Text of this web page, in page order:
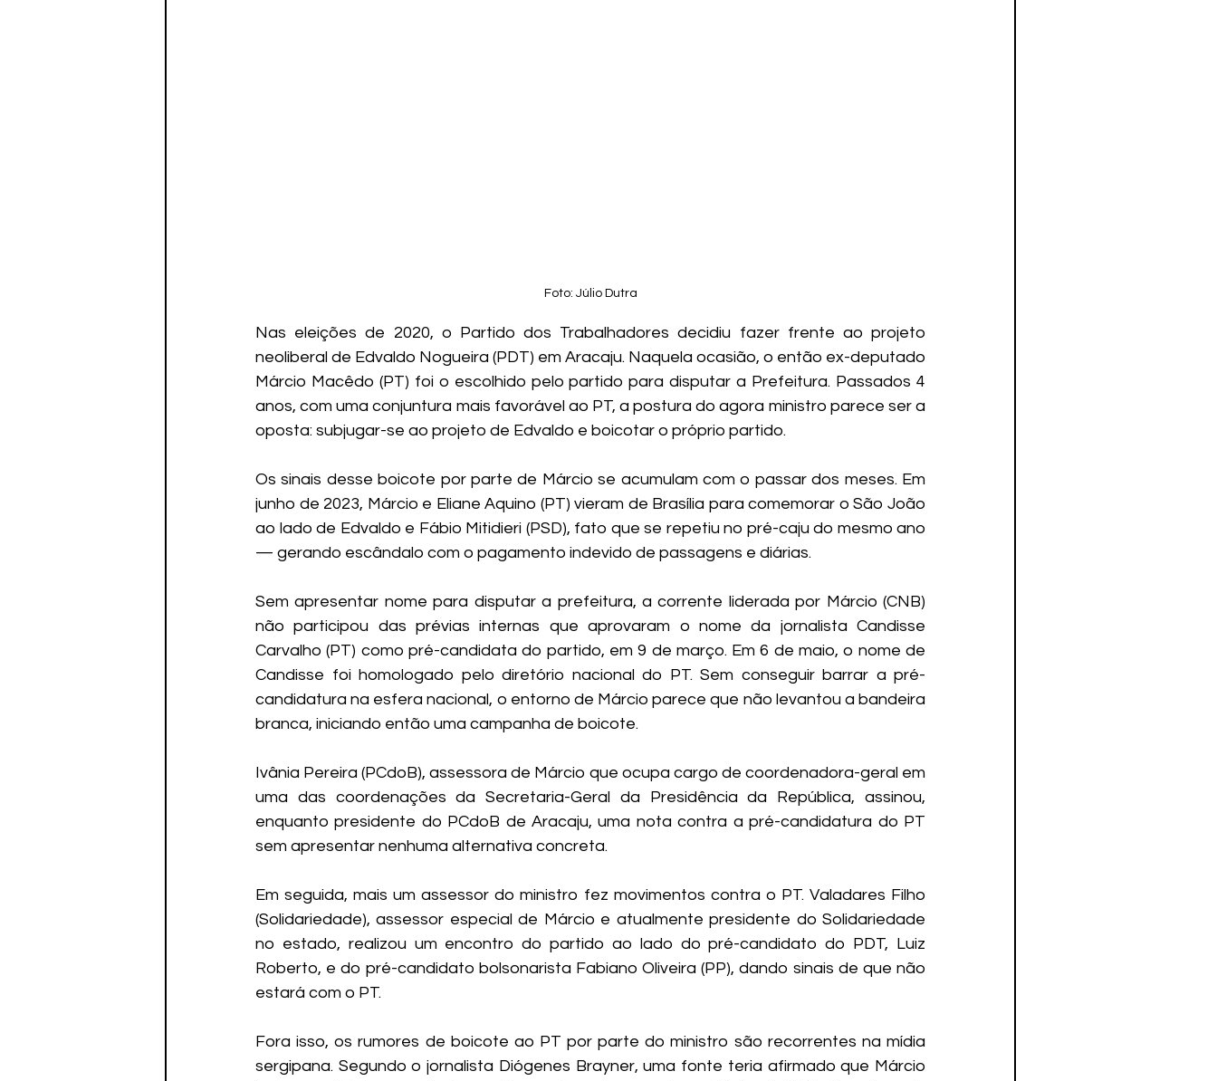
Foto: Júlio Dutra
Nas eleições de 2020, o Partido dos Trabalhadores decidiu fazer frente ao projeto
neoliberal de Edvaldo Nogueira (PDT) em Aracaju. Naquela ocasião, o então ex-deputado
Márcio Macêdo (PT) foi o escolhido pelo partido para disputar a Prefeitura. Passados 4
anos, com uma conjuntura mais favorável ao PT, a postura do agora ministro parece ser a
oposta: subjugar-se ao projeto de Edvaldo e boicotar o próprio partido.
Os sinais desse boicote por parte de Márcio se acumulam com o passar dos meses. Em
junho de 2023, Márcio e Eliane Aquino (PT) vieram de Brasília para comemorar o São João
ao lado de Edvaldo e Fábio Mitidieri (PSD), fato que se repetiu no pré-caju do mesmo ano
— gerando escândalo com o pagamento indevido de passagens e diárias.
Sem apresentar nome para disputar a prefeitura, a corrente liderada por Márcio (CNB)
não participou das prévias internas que aprovaram o nome da jornalista Candisse
Carvalho (PT) como pré-candidata do partido, em 9 de março. Em 6 de maio, o nome de
Candisse foi homologado pelo diretório nacional do PT. Sem conseguir barrar a pré-
candidatura na esfera nacional, o entorno de Márcio parece que não levantou a bandeira
branca, iniciando então uma campanha de boicote.
Ivânia Pereira (PCdoB), assessora de Márcio que ocupa cargo de coordenadora-geral em
uma das coordenações da Secretaria-Geral da Presidência da República, assinou,
enquanto presidente do PCdoB de Aracaju, uma nota contra a pré-candidatura do PT
sem apresentar nenhuma alternativa concreta.
Em seguida, mais um assessor do ministro fez movimentos contra o PT. Valadares Filho
(Solidariedade), assessor especial de Márcio e atualmente presidente do Solidariedade
no estado, realizou um encontro do partido ao lado do pré-candidato do PDT, Luiz
Roberto, e do pré-candidato bolsonarista Fabiano Oliveira (PP), dando sinais de que não
estará com o PT.
Fora isso, os rumores de boicote ao PT por parte do ministro são recorrentes na mídia
sergipana. Segundo o jornalista Diógenes Brayner, uma fonte teria afirmado que Márcio